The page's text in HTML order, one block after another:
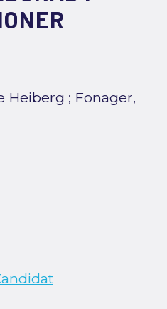
Heiberg ; Fonager,